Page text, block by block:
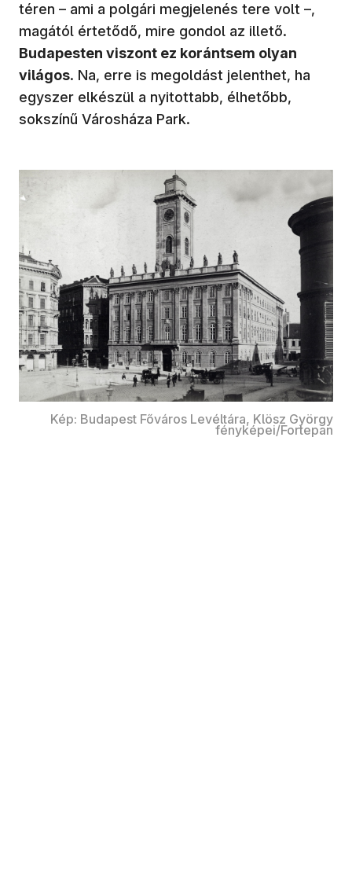
téren – ami a polgári megjelenés tere volt –,
magától értetődő, mire gondol az illető.
Budapesten viszont ez korántsem olyan
világos. Na, erre is megoldást jelenthet, ha
egyszer elkészül a nyitottabb, élhetőbb,
sokszínű Városháza Park.
Kép: Budapest Főváros Levéltára, Klösz György
fényképei/Fortepan